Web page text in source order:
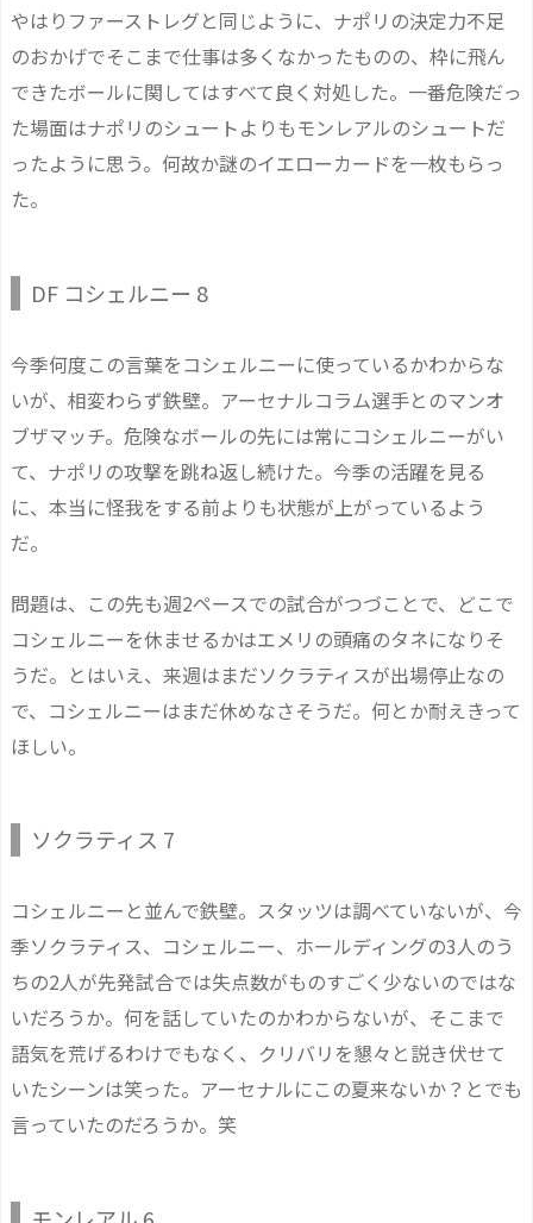
やはりファーストレグと同じように、ナポリの決定力不足
のおかげでそこまで仕事は多くなかったものの、枠に飛ん
できたボールに関してはすべて良く対処した。一番危険だっ
た場面はナポリのシュートよりもモンレアルのシュートだ
ったように思う。何故か謎のイエローカードを一枚もらっ
た。
DF コシェルニー 8
今季何度この言葉をコシェルニーに使っているかわからな
いが、相変わらず鉄壁。アーセナルコラム選手とのマンオ
ブザマッチ。危険なボールの先には常にコシェルニーがい
て、ナポリの攻撃を跳ね返し続けた。今季の活躍を見る
に、本当に怪我をする前よりも状態が上がっているよう
だ。
問題は、この先も週2ペースでの試合がつづことで、どこで
コシェルニーを休ませるかはエメリの頭痛のタネになりそ
うだ。とはいえ、来週はまだソクラティスが出場停止なの
で、コシェルニーはまだ休めなさそうだ。何とか耐えきって
ほしい。
ソクラティス 7
コシェルニーと並んで鉄壁。スタッツは調べていないが、今
季ソクラティス、コシェルニー、ホールディングの3人のう
ちの2人が先発試合では失点数がものすごく少ないのではな
いだろうか。何を話していたのかわからないが、そこまで
語気を荒げるわけでもなく、クリバリを懇々と説き伏せて
いたシーンは笑った。アーセナルにこの夏来ないか？とでも
言っていたのだろうか。笑